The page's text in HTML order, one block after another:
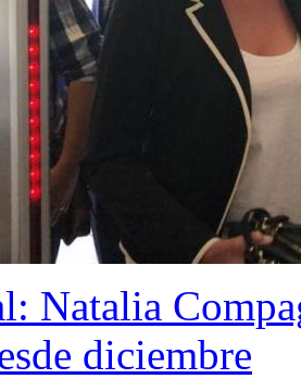
Natalia
diciembre